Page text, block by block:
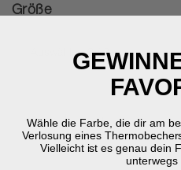
Größe
Auswählen Größe
- +
Wähle die Farbe, die dir am
Verlosung eines
Vielleicht ist es genau dein
unterwegs